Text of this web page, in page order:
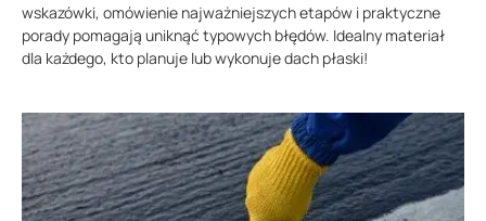
wskazówki, omówienie najważniejszych etapów i praktyczne
porady pomagają uniknąć typowych błędów. Idealny materiał
dla każdego, kto planuje lub wykonuje dach płaski!